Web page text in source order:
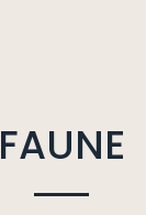
FAUNE